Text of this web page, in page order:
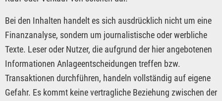
Bei den Inhalten handelt es sich ausdrücklich nicht um eine
Finanzanalyse, sondern um journalistische oder werbliche
Texte. Leser oder Nutzer, die aufgrund der hier angebotenen
Informationen Anlageentscheidungen treffen bzw.
Transaktionen durchführen, handeln vollständig auf eigene
Gefahr. Es kommt keine vertragliche Beziehung zwischen der